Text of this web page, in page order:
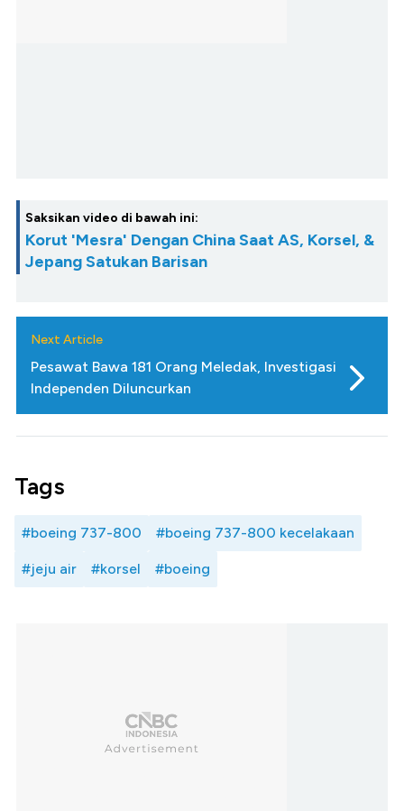
Saksikan video di bawah ini:
Korut 'Mesra' Dengan China Saat AS, Korsel, &
Jepang Satukan Barisan
Next Article
Pesawat Bawa 181 Orang Meledak, Investigasi
Independen Diluncurkan
Tags
#boeing 737-800 #boeing 737-800 kecelakaan
#jeju air #korsel #boeing